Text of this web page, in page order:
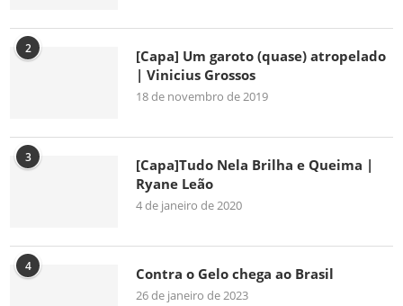
2
[Capa] Um garoto (quase) atropelado
| Vinicius Grossos
18 de novembro de 2019
3
[Capa]Tudo Nela Brilha e Queima |
Ryane Leão
4 de janeiro de 2020
4 Contra o Gelo chega ao Brasil
26 de janeiro de 2023